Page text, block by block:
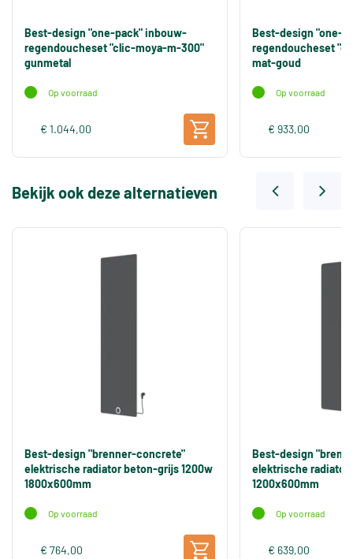
Best-design "one-pack" inbouw-
regendoucheset "clic-moya-m-300"
gunmetal
Op voorraad
€ 1.044,00
Best-design "one-
regendoucheset
mat-goud
Op voorraad
€ 933,00
Bekijk ook deze alternatieven
Best-design "brenner-concrete"
elektrische radiator beton-grijs 1200w
1800x600mm
Op voorraad
€ 764,00
Best-design
elektrische radiator
1200x600mm
Op voorraad
€ 639,00